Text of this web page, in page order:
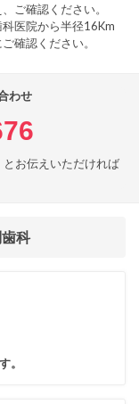
ご確認ください。
医院から半径16Km
確認ください。
わせ
とお伝えいただければ
科
。